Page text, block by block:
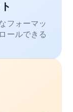
フォーマッ
ールできる